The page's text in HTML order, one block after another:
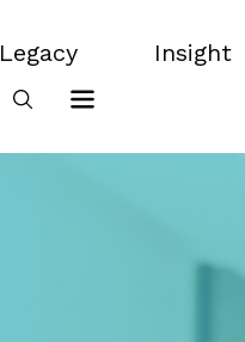
Legacy
Legacy
Insight